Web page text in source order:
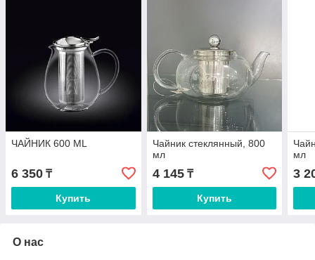
ЧАЙНИК 600 ML
6 350 ₸
Купить
Чайник стеклянный, 800
мл
4 145₸
Купить
мл
3
О нас